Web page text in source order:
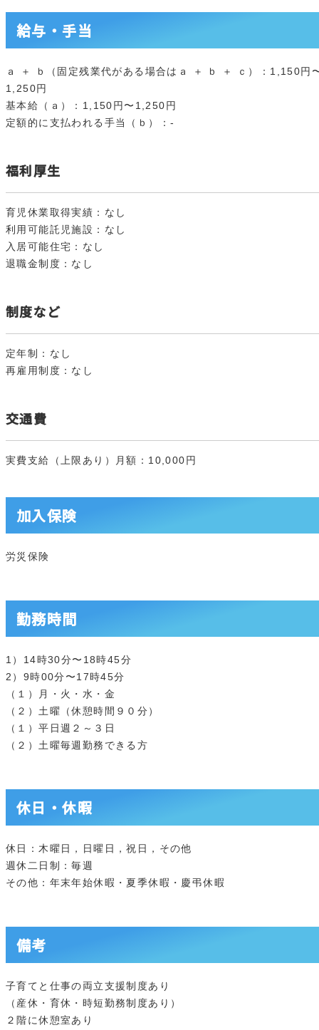
給与・手当
ａ ＋ ｂ（固定残業代がある場合はａ ＋ ｂ ＋ ｃ）：1,150円
1,250円
基本給（ａ）：1,150円〜1,250円
定額的に支払われる手当（ｂ）：-
福利厚生
育児休業取得実績：なし
利用可能託児施設：なし
入居可能住宅：なし
退職金制度：なし
制度など
定年制：なし
再雇用制度：なし
交通費
実費支給（上限あり）月額：10,000円
加入保険
労災保険
勤務時間
1）14時30分〜18時45分
2）9時00分〜17時45分
（１）月・火・水・金
（２）土曜（休憩時間９０分）
（１）平日週２～３日
（２）土曜毎週勤務できる方
休日・休暇
休日：木曜日，日曜日，祝日，その他
週休二日制：毎週
その他：年末年始休暇・夏季休暇・慶弔休暇
備考
子育てと仕事の両立支援制度あり
（産休・育休・時短勤務制度あり）
２階に休憩室あり